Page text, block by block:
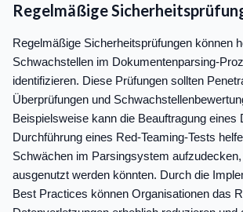
Regelmäßige
Regelmäßige Sicherheitsprüfungen können
Schwachstellen im Dokumentenparsing-
identifizieren. Diese Prüfungen sollten
Überprüfungen und
Beispielsweise kann die Beauftragung eines
Durchführung eines Red-Teaming-Tests
Schwächen im Parsingsystem
ausgenutzt werden könnten. Durch die
Best Practices können Organisationen das